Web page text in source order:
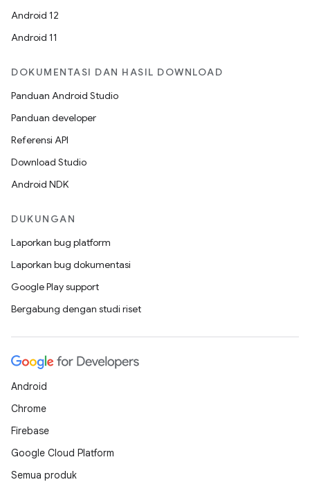
Android 12
Android 11
DOKUMENTASI DAN HASIL DOWNLOAD
Panduan Android Studio
Panduan developer
Referensi API
Download Studio
Android NDK
DUKUNGAN
Laporkan bug platform
Laporkan bug dokumentasi
Google Play support
Bergabung dengan studi riset
Android
Chrome
Firebase
Google Cloud Platform
Semua produk